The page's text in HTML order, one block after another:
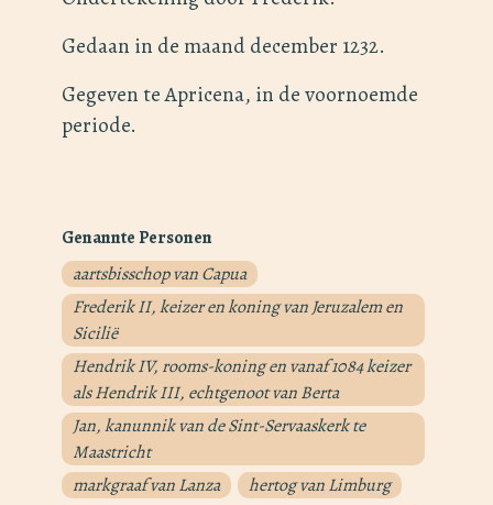
Gedaan in de maand december 1232.
Gegeven te Apricena, in de voornoemde
periode.
Genannte Personen
aartsbisschop van Capua
Frederik II, keizer en koning van Jeruzalem en
Sicilië
Hendrik IV, rooms-koning en vanaf 1084 keizer
als Hendrik III, echtgenoot van Berta
Jan, kanunnik van de Sint-Servaaskerk te
Maastricht
markgraaf van Lanza
hertog van Limburg